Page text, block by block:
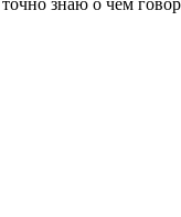
знаю о чем